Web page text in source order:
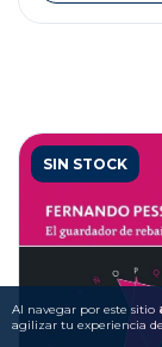
Al navegar por este sitio
agilizar tu experiencia
SIN STOCK